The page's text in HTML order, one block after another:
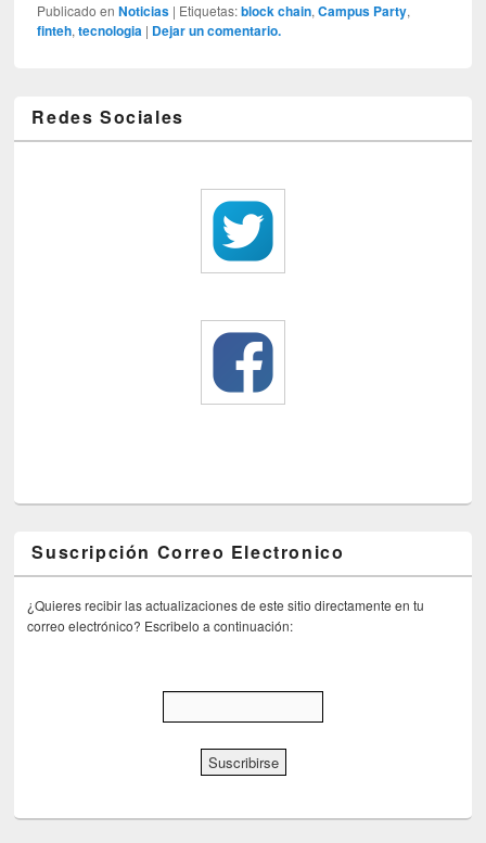
Publicado en Noticias | Etiquetas: block chain,Campus Party,
finteh,tecnologia | Dejar un comentario.
Redes Sociales
Suscripción Correo Electronico
¿Quieres recibir las actualizaciones de este sitio directamente en tu
correo electrónico? Escribelo a continuación: